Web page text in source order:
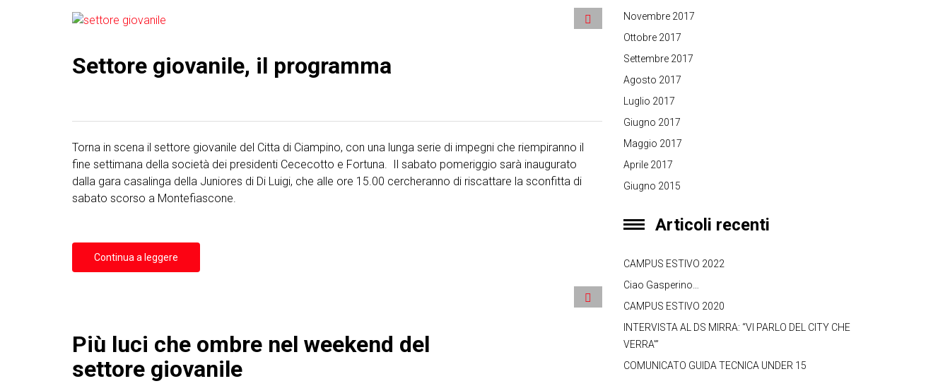
Settore giovanile, il programma
Torna in scena il settore giovanile del Citta di Ciampino, con una lunga serie di impegni che riempiranno il
fine settimana della società dei presidenti Cececotto e Fortuna. Il sabato pomeriggio sarà inaugurato
dalla gara casalinga della Juniores di Di Luigi, che alle ore 15.00 cercheranno di riscattare la sconfitta di
sabato scorso a Montefiascone.
Continua a leggere
Più luci che ombre nel weekend del
settore giovanile
Novembre 2017
Ottobre 2017
Settembre 2017
Agosto 2017
Luglio 2017
Giugno 2017
Maggio 2017
Aprile 2017
Giugno 2015
Articoli recenti
CAMPUS ESTIVO 2022
Ciao Gasperino…
CAMPUS ESTIVO 2020
INTERVISTA AL DS MIRRA: “VI PARLO DEL CITY CHE
VERRA'”
COMUNICATO GUIDA TECNICA UNDER 15